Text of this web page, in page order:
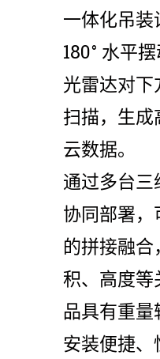
一体化吊装
180° 水平
光雷达对
扫描，生成
云数据。
通过多台
协同部署
的拼接融
积、高度等
品具有重量
安装便捷、